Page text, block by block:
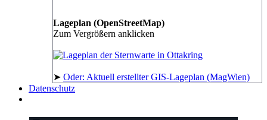
Lageplan (OpenStreetMap)
Zum Vergrößern anklicken
➤ Oder: Aktuell erstellter GIS-Lageplan (MagWien)
Datenschutz